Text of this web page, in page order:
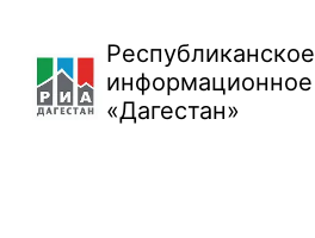
Республиканское
информационное
«Дагестан»